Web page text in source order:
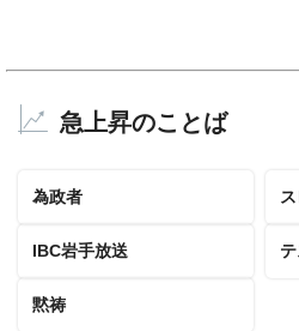
急上昇のことば
為政者
IBC岩手放送
黙祷